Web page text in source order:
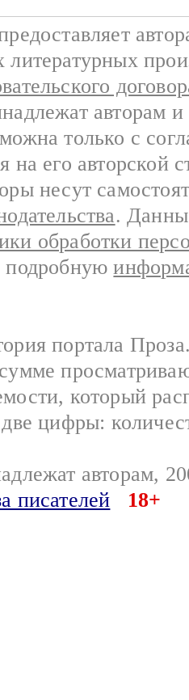
литературных
авторам
только с
на его авторской
несут
.
обработки
подробную
портала
который
цифры:
авторам,
писателей
18+